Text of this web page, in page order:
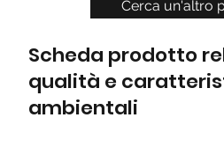
Cerca un'altro
Scheda prodotto
qualità e
ambientali